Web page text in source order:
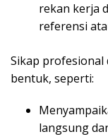
rekan kerja
referensi
Sikap profesional
bentuk, seperti:
langsung